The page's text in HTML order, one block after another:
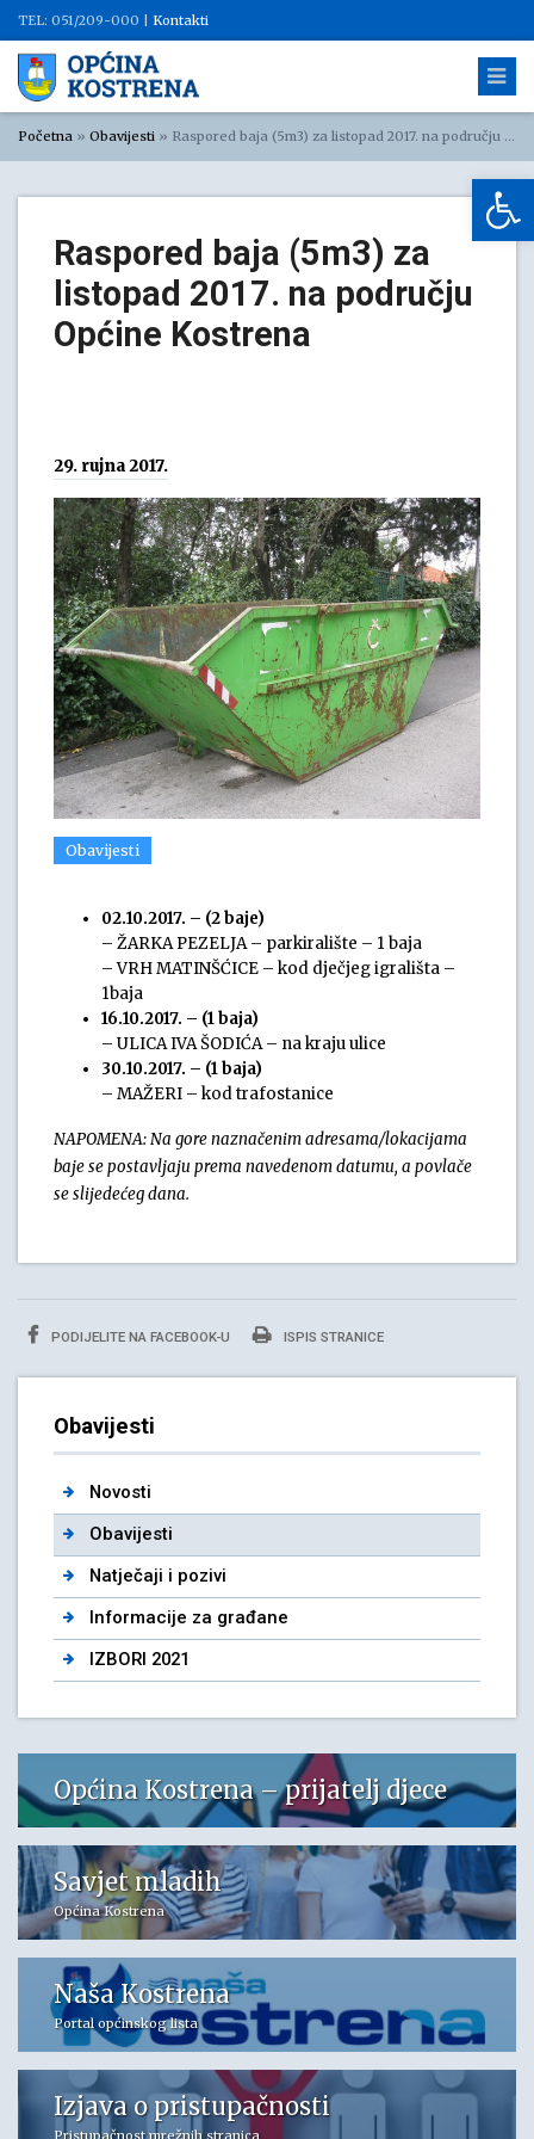
TEL: 051/209-000 | Kontakti
Početna » Obavijesti » Raspored baja (5m3) za listopad 2017. na području Općine Kostrena
Raspored baja (5m3) za
listopad 2017. na području
Općine Kostrena
29. rujna 2017.
Obavijesti
02.10.2017. – (2 baje)
– ŽARKA PEZELJA – parkiralište – 1 baja
– VRH MATINŠĆICE – kod dječjeg igrališta –
1baja
16.10.2017. – (1 baja)
– ULICA IVA ŠODIĆA – na kraju ulice
30.10.2017. – (1 baja)
– MAŽERI – kod trafostanice
NAPOMENA: Na gore naznačenim adresama/lokacijama
baje se postavljaju prema navedenom datumu, a povlače
se slijedećeg dana.
PODIJELITE NA FACEBOOK-U ISPIS STRANICE
Obavijesti
Novosti
Obavijesti
Natječaji i pozivi
Informacije za građane
IZBORI 2021
Općina Kostrena – prijatelj djece
Savjet mladih
Općina Kostrena
Naša Kostrena
Portal općinskog lista
Izjava o pristupačnosti
Pristupačnost mrežnih stranica